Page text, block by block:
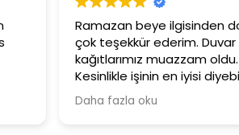
Ramazan beye ilgisinden dolayı
çok teşekkür ederim. Duvar
kağıtlarımız muazzam oldu.
Kesinlikle işinin en iyisi diyebilirim.
Şiddetle tavsiye ediyorum.
Daha fazla oku